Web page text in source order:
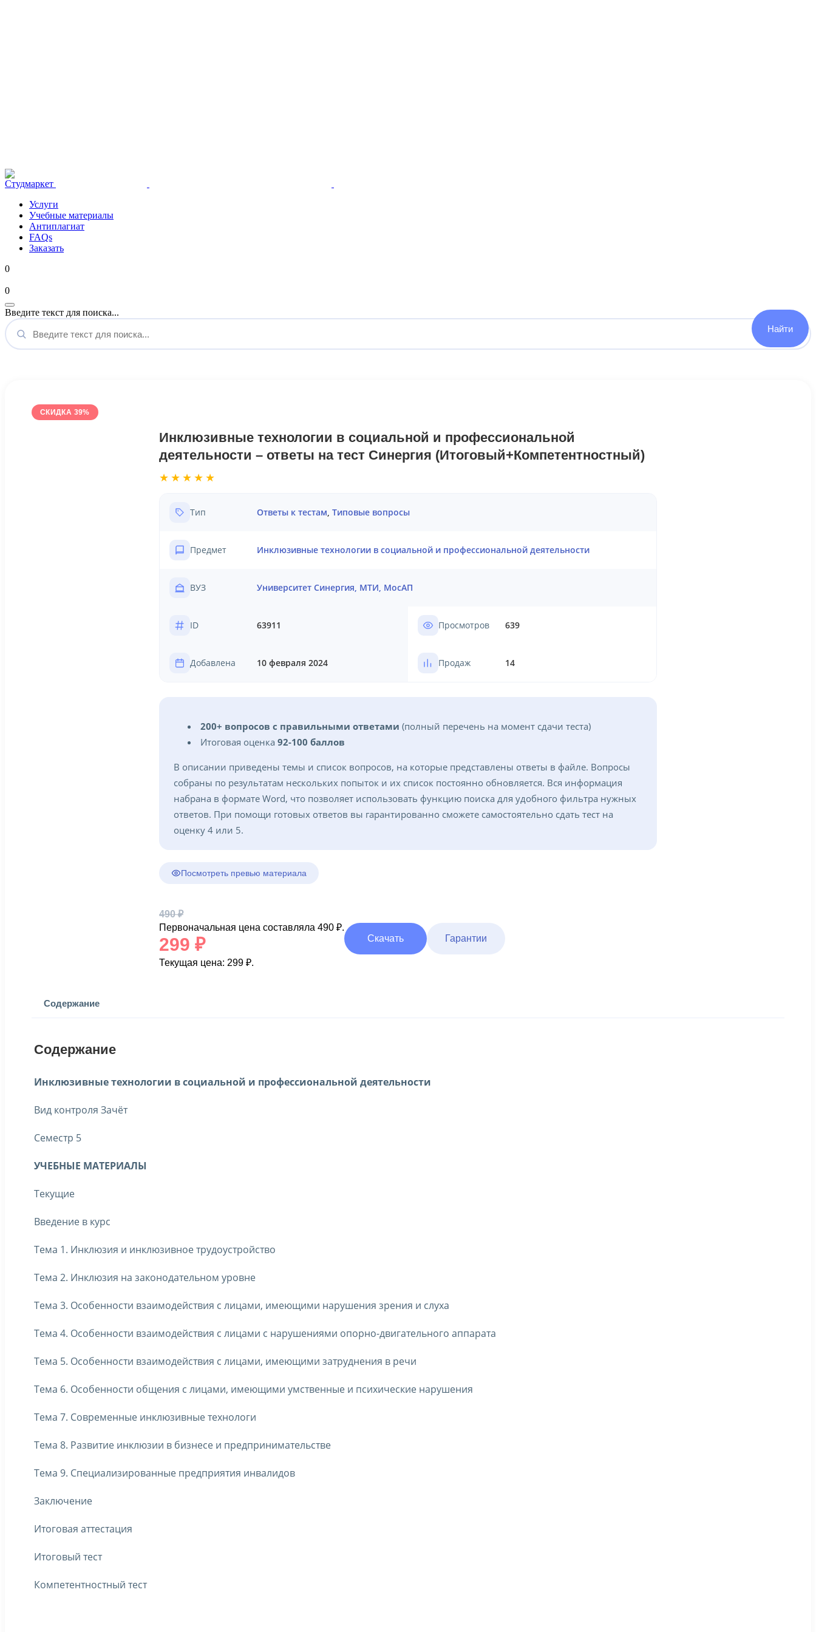
Услуги
Учебные материалы
Антиплагиат
FAQs
Заказать
0
0
Введите текст для поиска...
СКИДКА 39%
Инклюзивные технологии в социальной и профессиональной
деятельности – ответы на тест Синергия (Итоговый+Компетентностный)
★★★★★
Тип Ответы к тестам, Типовые вопросы
Предмет Инклюзивные технологии в социальной и профессиональной деятельности
ВУЗ Университет Синергия, МТИ, МосАП
ID 63911 Просмотров 639
Добавлена 10 февраля 2024 Продаж 14
200+ вопросов с правильными ответами (полный перечень на момент сдачи теста)
Итоговая оценка 92-100 баллов
В описании приведены темы и список вопросов, на которые представлены ответы в файле. Вопросы
собраны по результатам нескольких попыток и их список постоянно обновляется. Вся информация
набрана в формате Word, что позволяет использовать функцию поиска для удобного фильтра нужных
ответов. При помощи готовых ответов вы гарантированно сможете самостоятельно сдать тест на
оценку 4 или 5.
Посмотреть превью материала
490₽
Первоначальная цена составляла 490 ₽.
299 ₽
Текущая цена: 299 ₽.
Скачать Гарантии
Содержание
Содержание
Инклюзивные технологии в социальной и профессиональной деятельности
Вид контроля Зачёт
Семестр 5
УЧЕБНЫЕ МАТЕРИАЛЫ
Текущие
Введение в курс
Тема 1. Инклюзия и инклюзивное трудоустройство
Тема 2. Инклюзия на законодательном уровне
Тема 3. Особенности взаимодействия с лицами, имеющими нарушения зрения и слуха
Тема 4. Особенности взаимодействия с лицами с нарушениями опорно-двигательного аппарата
Тема 5. Особенности взаимодействия с лицами, имеющими затруднения в речи
Тема 6. Особенности общения с лицами, имеющими умственные и психические нарушения
Тема 7. Современные инклюзивные технологи
Тема 8. Развитие инклюзии в бизнесе и предпринимательстве
Тема 9. Специализированные предприятия инвалидов
Заключение
Итоговая аттестация
Итоговый тест
Компетентностный тест